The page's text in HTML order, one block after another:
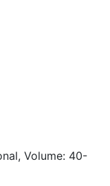
Volume: 40-